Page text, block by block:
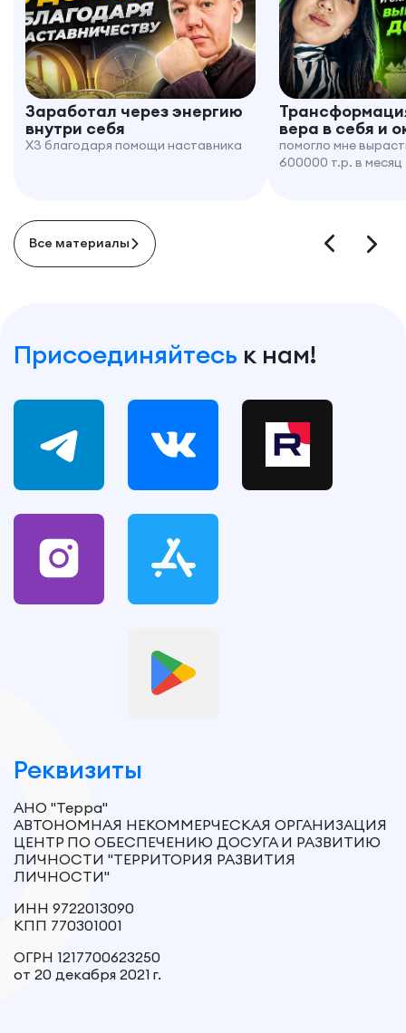
Заработал через энергию
внутри себя
X3 благодаря помощи наставника
вера в себя и
помогло мне
600000 т.р. в месяц
Все материалы
Присоединяйтесь к нам!
Реквизиты
АНО "Терра"
АВТОНОМНАЯ НЕКОММЕРЧЕСКАЯ ОРГАНИЗАЦИЯ
ЦЕНТР ПО ОБЕСПЕЧЕНИЮ ДОСУГА И РАЗВИТИЮ
ЛИЧНОСТИ "ТЕРРИТОРИЯ РАЗВИТИЯ
ЛИЧНОСТИ"
ИНН 9722013090
КПП 770301001
ОГРН 1217700623250
от 20 декабря 2021 г.